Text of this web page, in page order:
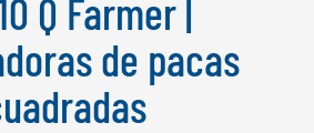
ESPAÑOL
POLSKI
Q Farmer |
de pacas